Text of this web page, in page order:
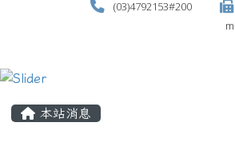
(03)4792153#200
本站消息